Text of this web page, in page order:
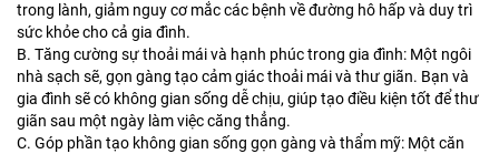
trong lành, giảm nguy cơ mắc các bệnh về đường hô hấp và duy trì
sức khỏe cho cả gia đình.
B. Tăng cường sự thoải mái và hạnh phúc trong gia đình: Một ngôi
nhà sạch sẽ, gọn gàng tạo cảm giác thoải mái và thư giãn. Bạn và
gia đình sẽ có không gian sống dễ chịu, giúp tạo điều kiện tốt để thư
giãn sau một ngày làm việc căng thẳng.
C. Góp phần tạo không gian sống gọn gàng và thẩm mỹ: Một căn